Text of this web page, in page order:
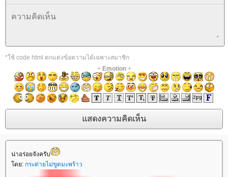
*ใช้ code html ตกแต่งข้อความได้เฉพาะสมาชิก
+ Emotion+
น่าอร่อยจังครับ
โดย: กระต่ายไม่ขูดมะพร้าว